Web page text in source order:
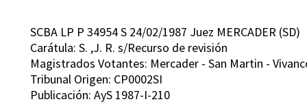
SCBA LP P 34954 S 24/02/1987 Juez MERCADER (SD)
Carátula: S. ,J. R. s/Recurso de revisión
Magistrados Votantes: Mercader - San Martin -
Tribunal Origen: CP0002SI
Publicación: AyS 1987-I-210